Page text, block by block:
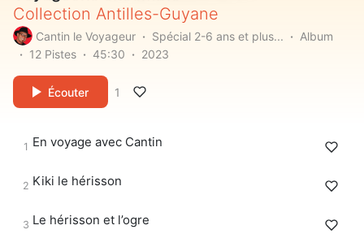
Collection Antilles-Guyane
Cantin le Voyageur Spécial 2-6 ans et plus...
Album
12 Pistes
45:30 2023
Écouter 1
En voyage avec Cantin
Kiki le hérisson
Le hérisson et l’ogre